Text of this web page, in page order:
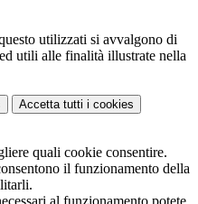
utilizzati si avvalgono di
utili alle finalità illustrate nella
Accetta tutti i cookies
quali cookie consentire.
il funzionamento della
al funzionamento potete